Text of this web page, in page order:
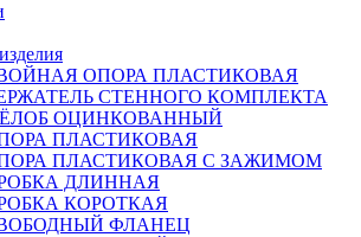
ОПОРА ПЛАСТИКОВАЯ
СТЕННОГО КОМПЛЕКТА
ОЦИНКОВАННЫЙ
ПЛАСТИКОВАЯ
ПЛАСТИКОВАЯ С ЗАЖИМОМ
ДЛИННАЯ
КОРОТКАЯ
ФЛАНЕЦ